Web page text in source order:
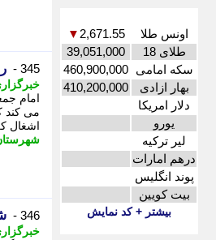
اونس طلا 2,671.55
▼
طلای 18
39,051,000
سکه امامی 460,900,000
بهار ازادی
410,200,000
دلار امریکا
یورو
لیر ترکیه
درهم امارات
پوند انگلیس
بیت کویین
بیشتر + کد نمایش
345 -
امام
می کند
اشغال
346 -